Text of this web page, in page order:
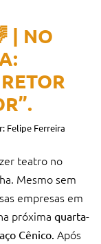
| NO
Felipe Ferreira
teatro no
Mesmo sem
empresas em
próxima quarta-
Cênico. Após